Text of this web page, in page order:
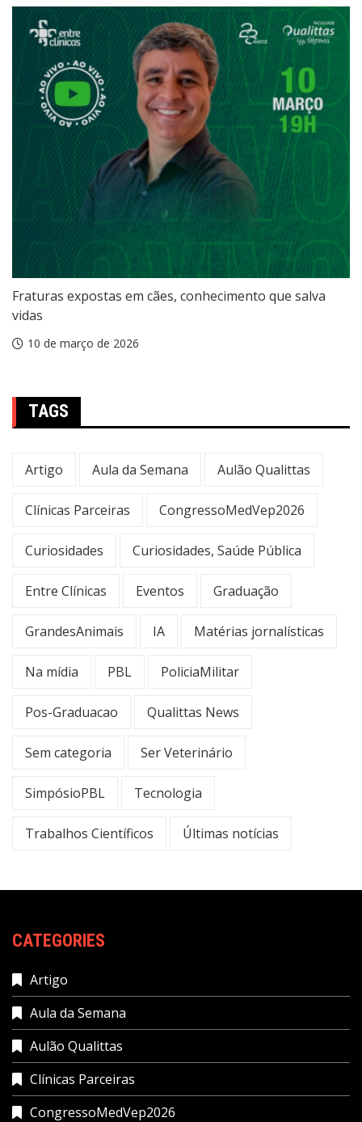
Fraturas expostas em cães, conhecimento que salva
vidas
10 de março de 2026
TAGS
Artigo Aula da Semana Aulão Qualittas
Clínicas Parceiras CongressoMedVep2026
Curiosidades Curiosidades, Saúde Pública
Entre Clínicas Eventos Graduação
GrandesAnimais IA Matérias jornalísticas
Na mídia PBL PoliciaMilitar
Pos-Graduacao Qualittas News
Sem categoria Ser Veterinário
SimpósioPBL Tecnologia
Trabalhos Científicos Últimas notícias
CATEGORIES
Artigo
Aula da Semana
Aulão Qualittas
Clínicas Parceiras
CongressoMedVep2026